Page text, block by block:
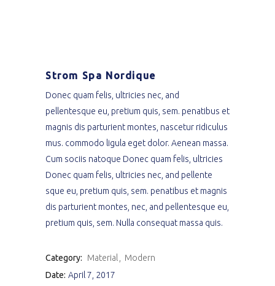
Strom Spa Nordique
Donec quam felis, ultricies nec, and
pellentesque eu, pretium quis, sem. penatibus et
magnis dis parturient montes, nascetur ridiculus
mus. commodo ligula eget dolor. Aenean massa.
Cum sociis natoque Donec quam felis, ultricies
Donec quam felis, ultricies nec, and pellente
sque eu, pretium quis, sem. penatibus et magnis
dis parturient montes, nec, and pellentesque eu,
pretium quis, sem. Nulla consequat massa quis.
Category: Material
Modern
Date: April 7, 2017